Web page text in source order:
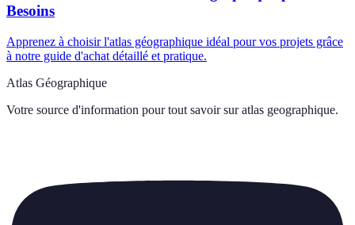
Besoins
Apprenez à choisir l'atlas géographique idéal pour vos projets grâce
à notre guide d'achat détaillé et pratique.
Atlas Géographique
Votre source d'information pour tout savoir sur atlas geographique.